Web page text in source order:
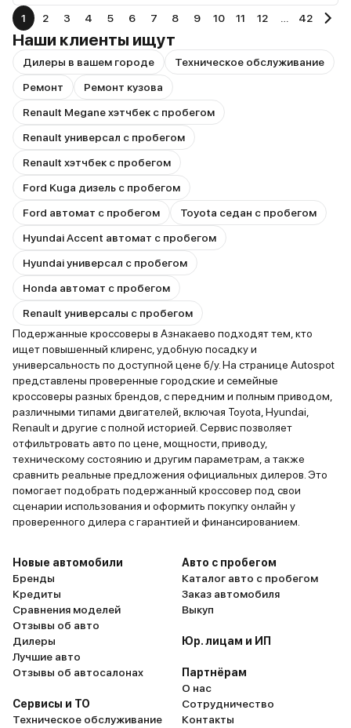
1 2 3 4 5 6 7 8 9 10 11 12 42
Наши клиенты ищут
Дилеры в вашем городе
Техническое обслуживание
Ремонт
Ремонт кузова
Renault Megane хэтчбек с пробегом
Renault универсал с пробегом
Renault хэтчбек с пробегом
Ford Kuga дизель с пробегом
Ford автомат с пробегом
Toyota седан с пробегом
Hyundai Accent автомат с пробегом
Hyundai универсал с пробегом
Honda автомат с пробегом
Renault универсалы с пробегом
Подержанные кроссоверы в Азнакаево подходят тем, кто
ищет повышенный клиренс, удобную посадку и
универсальность по доступной цене б/у. На странице Autospot
представлены проверенные городские и семейные
кроссоверы разных брендов, с передним и полным приводом,
различными типами двигателей, включая Toyota, Hyundai,
Renault и другие с полной историей. Сервис позволяет
отфильтровать авто по цене, мощности, приводу,
техническому состоянию и другим параметрам, а также
сравнить реальные предложения официальных дилеров. Это
помогает подобрать подержанный кроссовер под свои
сценарии использования и оформить покупку онлайн у
проверенного дилера с гарантией и финансированием.
Новые автомобили
Бренды
Кредиты
Сравнения моделей
Отзывы об авто
Дилеры
Лучшие авто
Отзывы об автосалонах
Сервисы и ТО
Техническое обслуживание
Авто с пробегом
Каталог авто с пробегом
Заказ автомобиля
Выкуп
Юр. лицам и ИП
Партнёрам
О нас
Сотрудничество
Контакты